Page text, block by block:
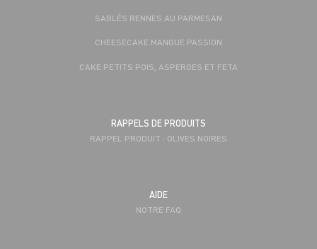
SABLÉS RENNES AU PARMESAN
CHEESECAKE MANGUE PASSION
CAKE PETITS POIS, ASPERGES ET FETA
RAPPELS DE PRODUITS
RAPPEL PRODUIT : OLIVES NOIRES
AIDE
NOTRE FAQ